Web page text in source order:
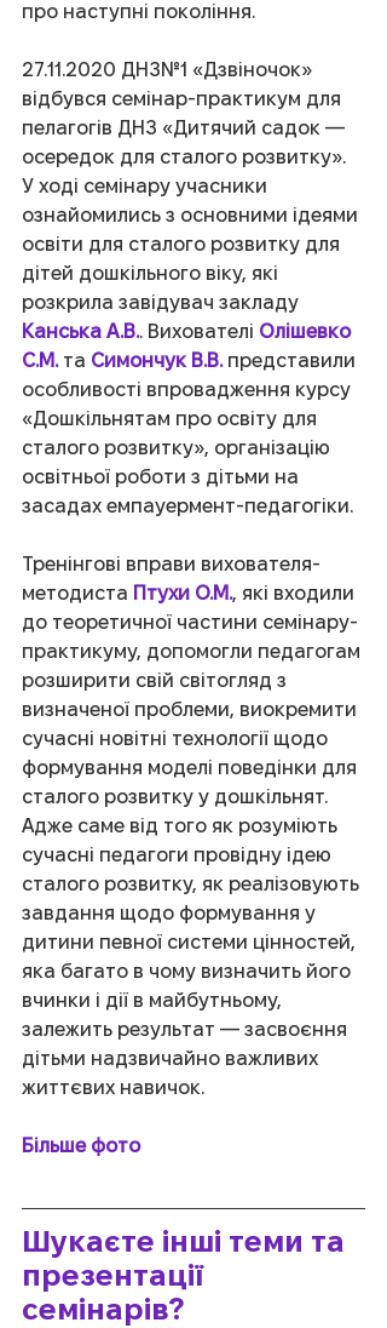
про наступні покоління.
27.11.2020 ДНЗ№1 «Дзвіночок»
відбувся семінар-практикум для
пелагогів ДНЗ «Дитячий садок —
осередок для сталого розвитку».
У ході семінару учасники
ознайомились з основними ідеями
освіти для сталого розвитку для
дітей дошкільного віку, які
розкрила завідувач закладу
Канська А.В.. Вихователі Олішевко
С.М. та Симончук В.В. представили
особливості впровадження курсу
«Дошкільнятам про освіту для
сталого розвитку», організацію
освітньої роботи з дітьми на
засадах емпауермент-педагогіки.
Тренінгові вправи вихователя-
методиста Птухи О.М., які входили
до теоретичної частини семінару-
практикуму, допомогли педагогам
розширити свій світогляд з
визначеної проблеми, виокремити
сучасні новітні технології щодо
формування моделі поведінки для
сталого розвитку у дошкільнят.
Адже саме від того як розуміють
сучасні педагоги провідну ідею
сталого розвитку, як реалізовують
завдання щодо формування у
дитини певної системи цінностей,
яка багато в чому визначить його
вчинки і дії в майбутньому,
залежить результат — засвоєння
дітьми надзвичайно важливих
життєвих навичок.
Більше фото
Шукаєте інші теми та
презентації
семінарів?